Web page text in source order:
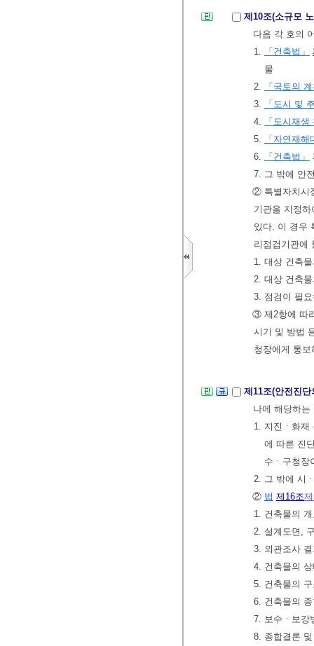
제10조(소규모
다음 각 호의
1.
「건축법」
물
2.
「국토의
3.
「도시 및
4.
「도시재
5.
「자연재
6.
「건축법」
7. 그 밖에 안
② 특별자치시
기관을 지정
있다. 이 경우
리점검기관에
1. 대상 건축
2. 대상 건축
3. 점검이 필
③ 제2항에 따
시기 및 방법
청장에게 통
제11조(안전진
나에 해당하는
1. 지진ㆍ화재
에 따른 진
수ㆍ구청장
2. 그 밖에 시
② 법 제16조
1. 건축물의
2. 설계도면,
3. 외관조사
4. 건축물의
5. 건축물의
6. 건축물의
7. 보수ㆍ보강
8. 종합결론